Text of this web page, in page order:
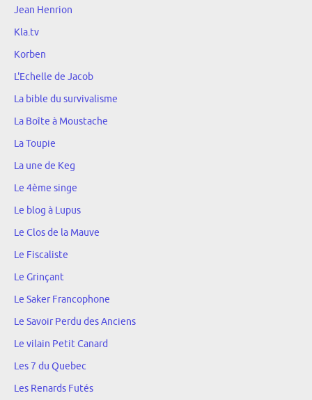
Jean Henrion
Kla.tv
Korben
L'Echelle de Jacob
La bible du survivalisme
La Boîte à Moustache
La Toupie
La une de Keg
Le 4ème singe
Le blog à Lupus
Le Clos de la Mauve
Le Fiscaliste
Le Grinçant
Le Saker Francophone
Le Savoir Perdu des Anciens
Le vilain Petit Canard
Les 7 du Quebec
Les Renards Futés